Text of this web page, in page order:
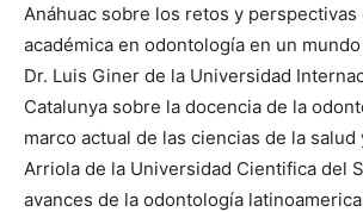
Anáhuac sobre los retos y perspectivas
académica en odontología en un
Dr. Luis Giner de la Universidad
Catalunya sobre la docencia de la
marco actual de las ciencias de la salud
Arriola de la Universidad Cientifica del
avances de la odontología